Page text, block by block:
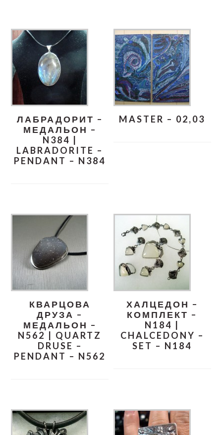
ЛАБРАДОРИТ –
МЕДАЛЬОН –
N384 |
LABRADORITE –
PENDANT – N384
MASTER – 02,03
КВАРЦОВА
ДРУЗА –
МЕДАЛЬОН –
N562 | QUARTZ
DRUSE –
PENDANT – N562
ХАЛЦЕДОН –
КОМПЛЕКТ –
N184 |
CHALCEDONY –
SET – N184